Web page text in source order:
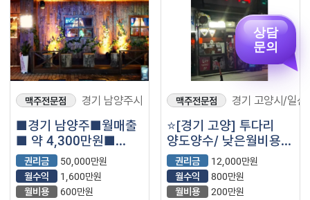
맥주전문점 경기 남양주시
■경기 남양주■월매출
■ 약 4,300만원■
메가커피
매장나왔습니다.
권리금
50,000만원
월수익
1,600만원
월비용
600만원
맥주전문점 경기 고양시/일산
⭐️[경기 고양] 투다리
양도양수/ 낮은월비용/
운영 약 3년차⭐️
권리금
12,000만원
월수익
800만원
월비용
200만원
상담
문의